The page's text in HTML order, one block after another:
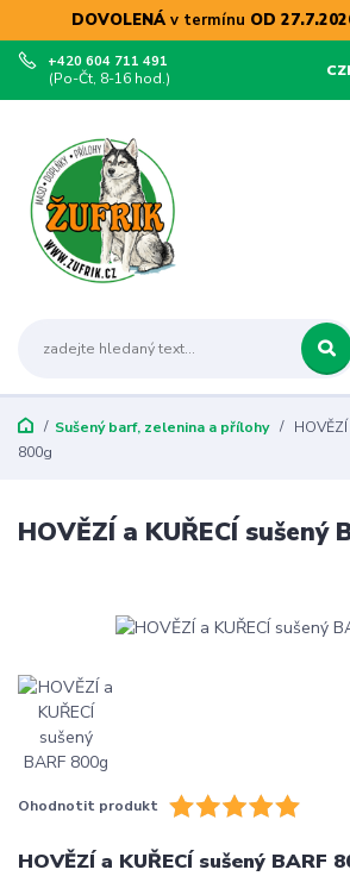
DOVOLENÁv termínu OD
+420 604 711 491
(Po-Čt, 8-16 hod.)
Sušený barf, zelenina a přílohy
800g
HOVĚZÍ a KUŘECÍ sušený
Ohodnotit produkt
HOVĚZÍ a KUŘECÍ sušený BARF